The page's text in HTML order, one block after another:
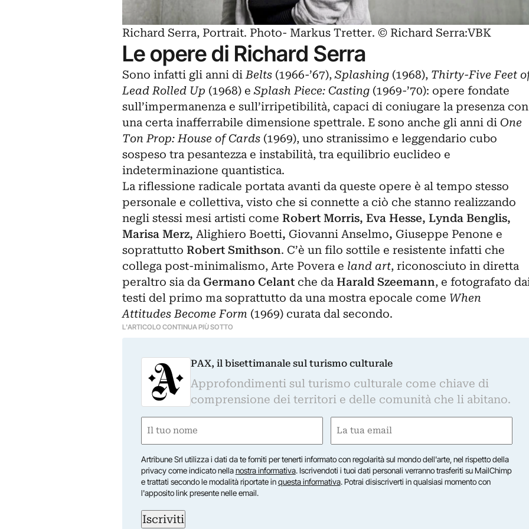
Richard Serra, Portrait. Photo- Markus Tretter. © Richard Serra:VBK
Le opere di Richard Serra
Sono infatti gli anni diBelts(1966-’67),Splashing (1968), Thirty-Five Feet
Lead Rolled Up (1968) eSplash Piece: Casting(1969-’70): opere fondate
sull’impermanenza e sull’irripetibilità, capaci di coniugare la presenza con
una certa inafferrabile dimensione spettrale. E sono anche gli anni di One
Ton Prop: House of Cards(1969), uno stranissimo e leggendario cubo
sospeso tra pesantezza e instabilità, tra equilibrio euclideo e
indeterminazione quantistica.
La riflessione radicale portata avanti da queste opere è al tempo stesso
personale e collettiva, visto che si connette a ciò che stanno realizzando
negli stessi mesi artisti come Robert Morris, Eva Hesse, Lynda Benglis,
Marisa Merz, Alighiero Boetti, Giovanni Anselmo, Giuseppe Penone e
soprattutto Robert Smithson. C’è un filo sottile e resistente infatti che
collega post-minimalismo, Arte Povera e land art, riconosciuto in diretta
peraltro sia daGermano Celantche daHarald Szeemann, e fotografato
testi del primo ma soprattutto da una mostra epocale come When
Attitudes Become Form (1969) curata dal secondo.
L'ARTICOLO CONTINUA PIÙ SOTTO
PAX, il bisettimanale sul turismo culturale
Approfondimenti sul turismo culturale come chiave di
comprensione dei territori e delle comunità che li abitano.
Nome
First
Email
Artribune Srl utilizza i dati da te forniti per tenerti informato con regolarità sul mondo dell'arte, nel rispetto della
privacy come indicato nellanostra informativa. Iscrivendoti i tuoi dati personali verranno trasferiti su MailChimp
e trattati secondo le modalità riportate inquesta informativa. Potrai disiscriverti in qualsiasi momento con
l'apposito link presente nelle email.
Iscriviti